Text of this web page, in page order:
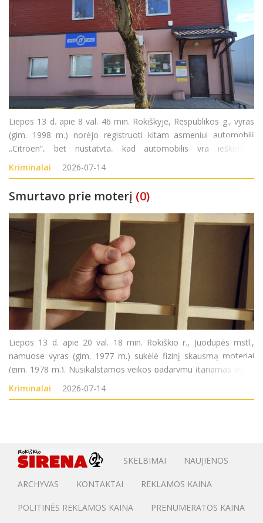
Liepos 13 d. apie 8 val. 46 min. Rokiškyje, Respublikos g., vyras
(gim. 1998 m.) norėjo registruoti kitam asmeniui automobilį
„Citroen“, bet nustatyta, kad automobilis yra ieškomas
Norvegijoje. Pradėtas ikiteisminis tyrimas pagal LR BK 189 str.
Kriminalai 2026-07-14
Smurtavo prie moterį (0)
Liepos 13 d. apie 20 val. 18 min. Rokiškio r., Juodupės mstl.,
namuose vyras (gim. 1977 m.) sukėlė fizinį skausmą moteriai
(gim. 1978 m.). Nusikalstamos veikos padarymu įtariamas vyras
sulaikytas. Pradėtas ikiteisminis tyrimas pagal LR BK 140 str.
Kriminalai 2026-07-14
SKELBIMAI NAUJIENOS
ARCHYVAS KONTAKTAI REKLAMOS KAINA
POLITINĖS REKLAMOS KAINA PRENUMERATOS KAINA